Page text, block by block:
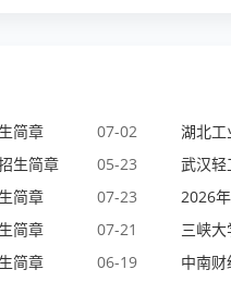
07-02
简章
湖北工
05-23
生简章
武汉轻
07-23
简章
2026
07-21
简章
三峡
06-19
简章